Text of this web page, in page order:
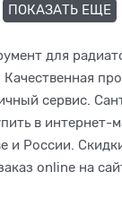
ПОКАЗАТЬ ЕЩЕ
для
Качественная
сервис.
в интернет-
и России.
online на